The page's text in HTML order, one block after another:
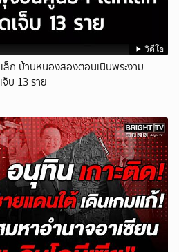
วิดีโอ
ล็ก บ้านหนองสองตอนเนินพระงาม
บ 13 ราย